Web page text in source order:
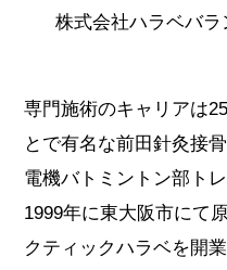
株式会社ハラベバ
専門施術のキャリアは
とで有名な前田針灸接
電機バトミントン部ト
1999年に東大阪市にて
クティックハラベを開